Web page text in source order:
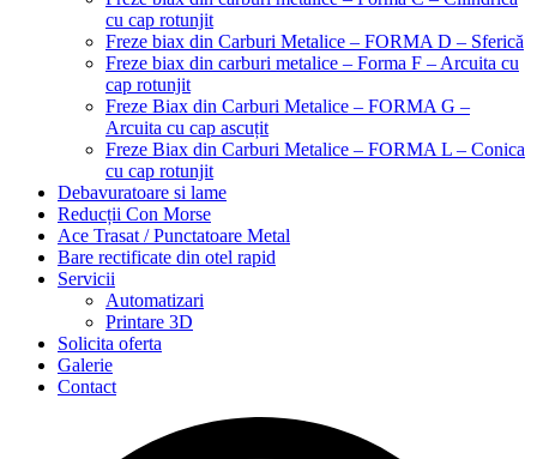
cu cap rotunjit
Freze biax din Carburi Metalice – FORMA D – Sferică
Freze biax din carburi metalice – Forma F – Arcuita cu
cap rotunjit
Freze Biax din Carburi Metalice – FORMA G –
Arcuita cu cap ascuțit
Freze Biax din Carburi Metalice – FORMA L – Conica
cu cap rotunjit
Debavuratoare si lame
Reducții Con Morse
Ace Trasat / Punctatoare Metal
Bare rectificate din otel rapid
Servicii
Automatizari
Printare 3D
Solicita oferta
Galerie
Contact